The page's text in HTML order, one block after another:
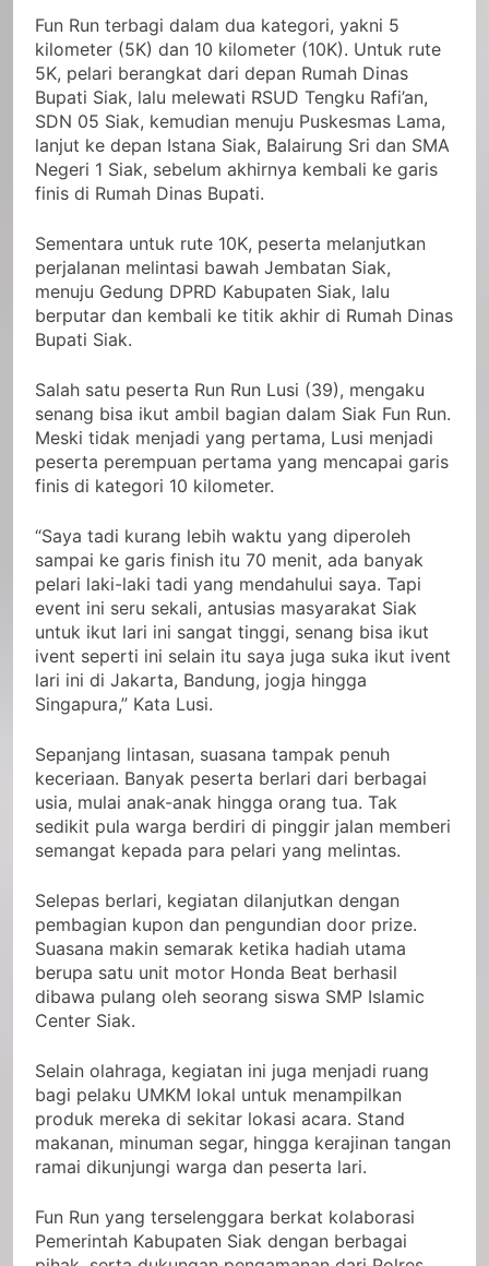
Fun Run terbagi dalam dua kategori, yakni 5
kilometer (5K) dan 10 kilometer (10K). Untuk rute
5K, pelari berangkat dari depan Rumah Dinas
Bupati Siak, lalu melewati RSUD Tengku Rafi’an,
SDN 05 Siak, kemudian menuju Puskesmas Lama,
lanjut ke depan Istana Siak, Balairung Sri dan SMA
Negeri 1 Siak, sebelum akhirnya kembali ke garis
finis di Rumah Dinas Bupati.
Sementara untuk rute 10K, peserta melanjutkan
perjalanan melintasi bawah Jembatan Siak,
menuju Gedung DPRD Kabupaten Siak, lalu
berputar dan kembali ke titik akhir di Rumah Dinas
Bupati Siak.
Salah satu peserta Run Run Lusi (39), mengaku
senang bisa ikut ambil bagian dalam Siak Fun Run.
Meski tidak menjadi yang pertama, Lusi menjadi
peserta perempuan pertama yang mencapai garis
finis di kategori 10 kilometer.
“Saya tadi kurang lebih waktu yang diperoleh
sampai ke garis finish itu 70 menit, ada banyak
pelari laki-laki tadi yang mendahului saya. Tapi
event ini seru sekali, antusias masyarakat Siak
untuk ikut lari ini sangat tinggi, senang bisa ikut
ivent seperti ini selain itu saya juga suka ikut ivent
lari ini di Jakarta, Bandung, jogja hingga
Singapura,” Kata Lusi.
Sepanjang lintasan, suasana tampak penuh
keceriaan. Banyak peserta berlari dari berbagai
usia, mulai anak-anak hingga orang tua. Tak
sedikit pula warga berdiri di pinggir jalan memberi
semangat kepada para pelari yang melintas.
Selepas berlari, kegiatan dilanjutkan dengan
pembagian kupon dan pengundian door prize.
Suasana makin semarak ketika hadiah utama
berupa satu unit motor Honda Beat berhasil
dibawa pulang oleh seorang siswa SMP Islamic
Center Siak.
Selain olahraga, kegiatan ini juga menjadi ruang
bagi pelaku UMKM lokal untuk menampilkan
produk mereka di sekitar lokasi acara. Stand
makanan, minuman segar, hingga kerajinan tangan
ramai dikunjungi warga dan peserta lari.
Fun Run yang terselenggara berkat kolaborasi
Pemerintah Kabupaten Siak dengan berbagai